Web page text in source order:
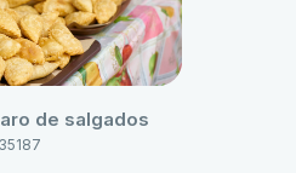
de salgados